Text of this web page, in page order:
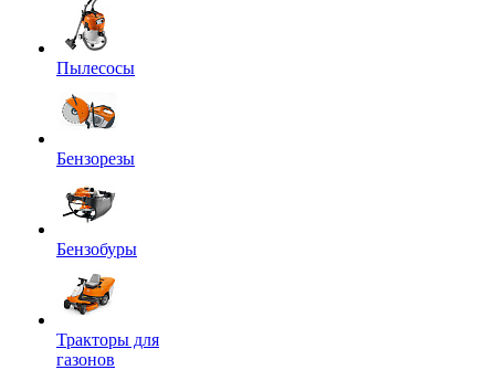
Пылесосы
Бензорезы
Бензобуры
Тракторы для
газонов